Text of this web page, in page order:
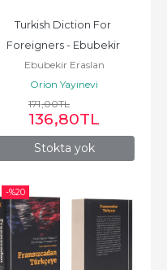
Stokta yok
Turkish Diction For
Foreigners - Ebubekir
Eraslan
Ebubekir Eraslan
Orion Yayınevi
171,00TL
136,80TL
-%20